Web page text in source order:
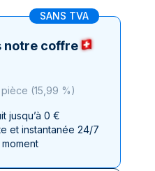
SANS TVA
notre coffre
pièce (15,99 %)
jusqu’à 0 €
et instantanée 24/7